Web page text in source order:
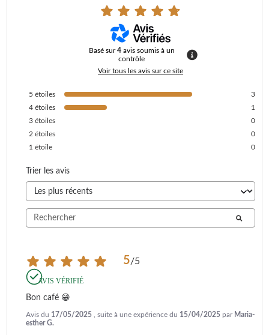
Basé sur4 avis soumis à un
contrôle
Voir tous les avis sur ce site
5 étoiles
3
4 étoiles
1
3 étoiles
0
2 étoiles
0
1 étoile 0
Trier les avis
5/5
AVIS VÉRIFIÉ
Bon café 😁
Avis du 17/05/2025 , suite à une expérience du 15/04/2025 par Maria-
esther G.